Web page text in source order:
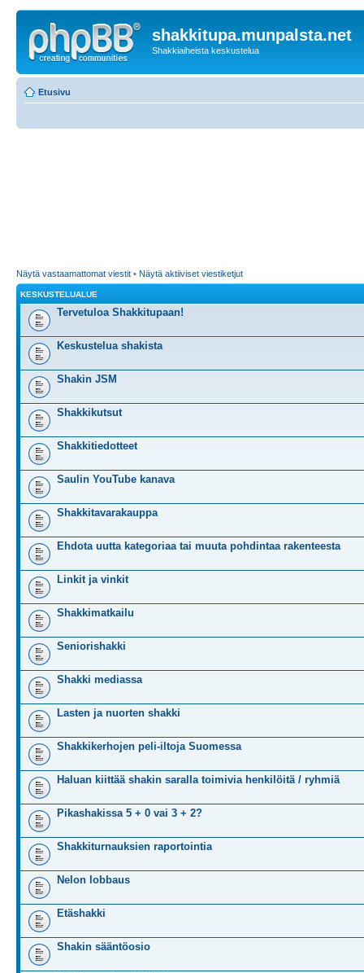
shakkitupa.munpalsta.net
Shakkiaiheista keskustelua
Etusivu
Näytä vastaamattomat viestit • Näytä aktiiviset viestiketjut
KESKUSTELUALUE
Tervetuloa Shakkitupaan!
Keskustelua shakista
Shakin JSM
Shakkikutsut
Shakkitiedotteet
Saulin YouTube kanava
Shakkitavarakauppa
Ehdota uutta kategoriaa tai muuta pohdintaa rakenteesta
Linkit ja vinkit
Shakkimatkailu
Seniorishakki
Shakki mediassa
Lasten ja nuorten shakki
Shakkikerhojen peli-iltoja Suomessa
Haluan kiittää shakin saralla toimivia henkilöitä / ryhmiä
Pikashakissa 5 + 0 vai 3 + 2?
Shakkiturnauksien raportointia
Nelon lobbaus
Etäshakki
Shakin sääntöosio